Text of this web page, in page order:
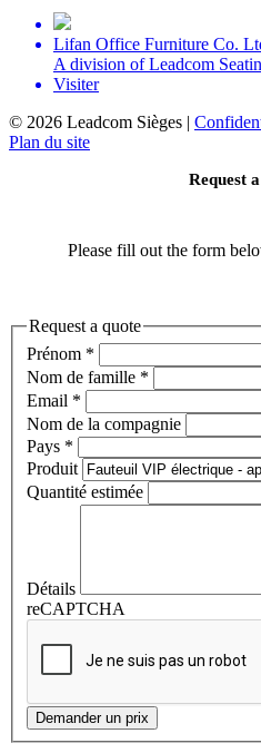
Lifan Office Furniture Co.
A division of Leadcom
Visiter
© 2026 Leadcom Sièges |
Plan du site
Request
Please fill out the form
Request a quote
Prénom *
Nom de famille *
Email *
Nom de la compagnie
Pays *
Produit
Quantité estimée
Détails
reCAPTCHA
Demander un prix